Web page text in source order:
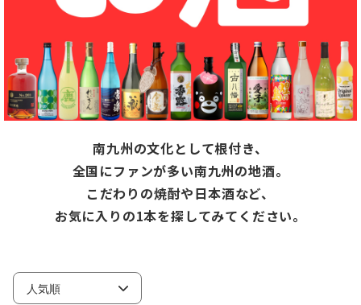
南九州の文化として根付き、
全国にファンが多い南九州の地酒。
こだわりの焼酎や日本酒など、
お気に入りの1本を探してみてください。